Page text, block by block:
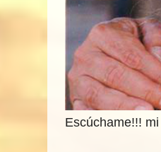
Escúchame!!!